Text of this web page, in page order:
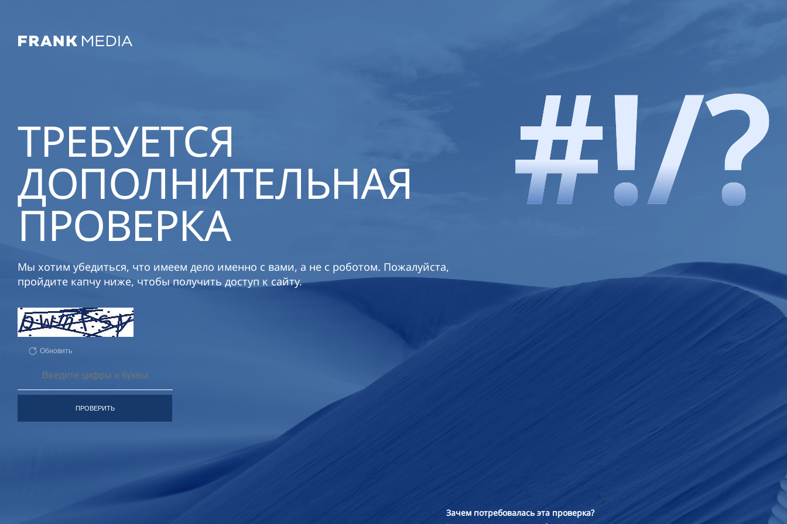
ТРЕБУЕТСЯ
ДОПОЛНИТЕЛЬНАЯ
ПРОВЕРКА
Мы хотим убедиться, что имеем дело именно с вами, а не с роботом. Пожалуйста,
пройдите капчу ниже, чтобы получить доступ к сайту.
Обновить
ПРОВЕРИТЬ
Зачем потребовалась эта проверка?